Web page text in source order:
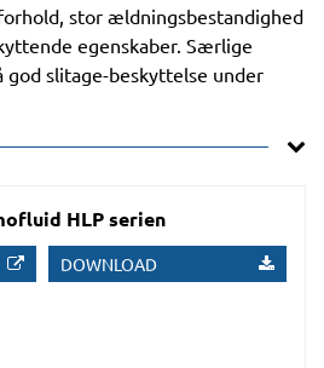
stor ældningsbestandighed
egenskaber. Særlige
slitage-beskyttelse under
HLP serien
DOWNLOAD